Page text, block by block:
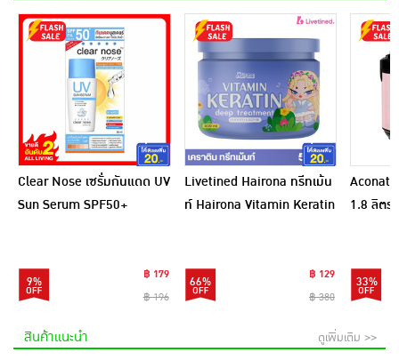
Clear Nose เซรั่มกันแดด UV
Sun Serum SPF50+
9%
฿ 179
฿ 196
Livetined Hairona ทรีทเม้น
ท์ Hairona Vitamin Keratin
66%
฿ 129
฿ 380
1.8 ลิตร
33%
สินค้าแนะนำ ดูเพิ่มเติม >>